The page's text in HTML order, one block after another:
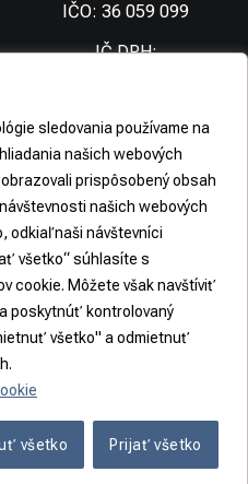
sledovania používame na
našich webových
prispôsobený obsah
našich webových
odkiaľ naši návštevníci
všetko“ súhlasíte s
cookie. Môžete však navštíviť
poskytnúť kontrolovaný
všetko" a odmietnuť
všetko Prijať všetko
IČO: 36 059 099
IČ DPH:
2021733065
© REA-S s.r.o.